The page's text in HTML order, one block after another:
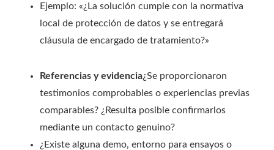
Ejemplo: «¿La solución cumple con la normativa
local de protección de datos y se entregará
cláusula de encargado de tratamiento?»
Referencias y evidencia¿Se proporcionaron
testimonios comprobables o experiencias previas
comparables? ¿Resulta posible confirmarlos
mediante un contacto genuino?
¿Existe alguna demo, entorno para ensayos o